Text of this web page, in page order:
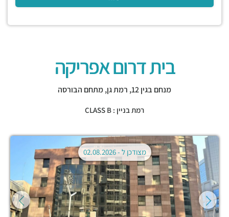
בית דרום אפריקה
מנחם בגין 12, רמת גן,מתחם הבורסה
רמת בניין : CLASS B
מצודכן ל -02.08.2026